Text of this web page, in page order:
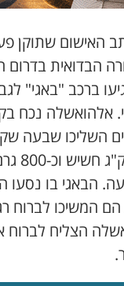
האישום שתוקן
הבדואית בדרום
ברכב "באגי"
אלהואשלה נכח
כ-
הבאגי בו נסעו
המשיכו לברוח
הצליח לברוח